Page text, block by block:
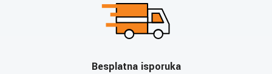
Besplatna isporuka